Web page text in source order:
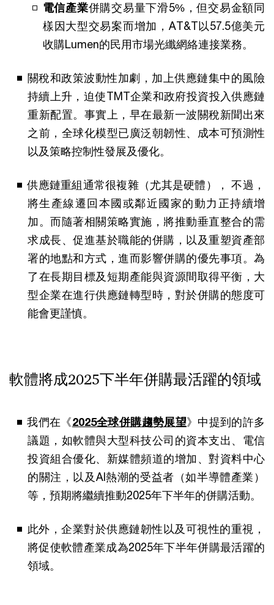
電信產業併購交易量下滑5%，但交易金額同
樣因大型交易案而增加，AT&T以57.5億美元
收購Lumen的民用市場光纖網絡連接業務。
關稅和政策波動性加劇，加上供應鏈集中的風險
持續上升，迫使TMT企業和政府投資投入供應鏈
重新配置。事實上，早在最新一波關稅新聞出來
之前，全球化模型已廣泛朝韌性、成本可預測性
以及策略控制性發展及優化。
供應鏈重組通常很複雜（尤其是硬體）， 不過，
將生產線遷回本國或鄰近國家的動力正持續增
加。而隨著相關策略實施，將推動垂直整合的需
求成長、促進基於職能的併購，以及重塑資產部
署的地點和方式，進而影響併購的優先事項。為
了在長期目標及短期產能與資源間取得平衡，大
型企業在進行供應鏈轉型時，對於併購的態度可
能會更謹慎。
軟體將成2025下半年併購最活躍的領域
我們在《2025全球併購趨勢展望》中提到的許多
議題，如軟體與大型科技公司的資本支出、電信
投資組合優化、新媒體頻道的增加、對資料中心
的關注，以及AI熱潮的受益者（如半導體產業）
等，預期將繼續推動2025年下半年的併購活動。
此外，企業對於供應鏈韌性以及可視性的重視，
將促使軟體產業成為2025年下半年併購最活躍的
領域。